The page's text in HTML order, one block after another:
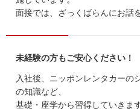
面接では、ざっくばらんにお話
未経験の方もご安心ください！
入社後、ニッポンレンタカーの
の知識など、
基礎・座学から習得していきます